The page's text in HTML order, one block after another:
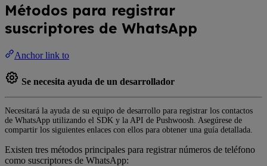
Métodos para registrar
suscriptores de WhatsApp
Anchor link to
Se necesita ayuda de un desarrollador
Necesitará la ayuda de su equipo de desarrollo para registrar los contactos
de WhatsApp utilizando el SDK y la API de Pushwoosh. Asegúrese de
compartir los siguientes enlaces con ellos para obtener una guía detallada.
Existen tres métodos principales para registrar números de teléfono
como suscriptores de WhatsApp: